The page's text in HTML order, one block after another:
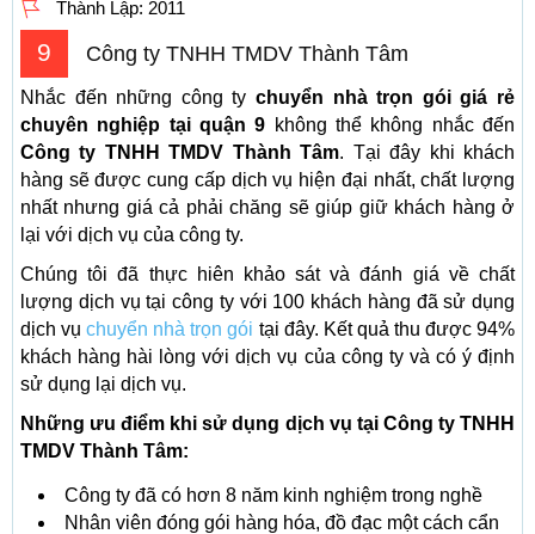
Thành Lập: 2011
9 Công ty TNHH TMDV Thành Tâm
Nhắc đến những công ty chuyển nhà trọn gói giá rẻ
chuyên nghiệp tại quận 9 không thể không nhắc đến
Công ty TNHH TMDV Thành Tâm. Tại đây khi khách
hàng sẽ được cung cấp dịch vụ hiện đại nhất, chất lượng
nhất nhưng giá cả phải chăng sẽ giúp giữ khách hàng ở
lại với dịch vụ của công ty.
Chúng tôi đã thực hiên khảo sát và đánh giá về chất
lượng dịch vụ tại công ty với 100 khách hàng đã sử dụng
dịch vụchuyển nhà trọn gói tại đây. Kết quả thu được 94%
khách hàng hài lòng với dịch vụ của công ty và có ý định
sử dụng lại dịch vụ.
Những ưu điểm khi sử dụng dịch vụ tại Công ty TNHH
TMDV Thành Tâm:
Công ty đã có hơn 8 năm kinh nghiệm trong nghề
Nhân viên đóng gói hàng hóa, đồ đạc một cách cẩn